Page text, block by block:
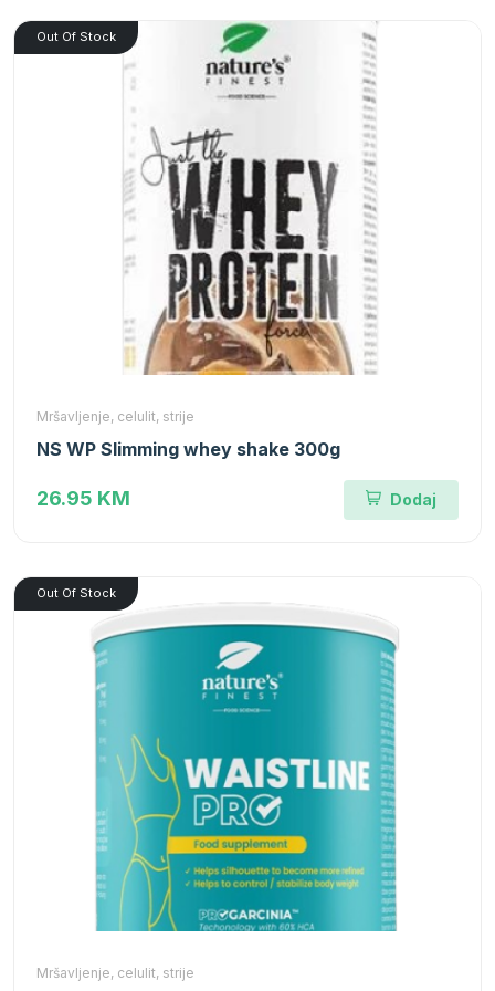
Out Of Stock
Mršavljenje, celulit, strije
NS WP Slimming whey shake 300g
26.95 KM Dodaj
Out Of Stock
Mršavljenje, celulit, strije